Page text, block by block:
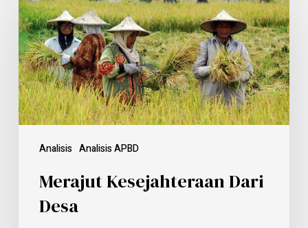
Analisis Analisis APBD
Merajut Kesejahteraan Dari
Desa